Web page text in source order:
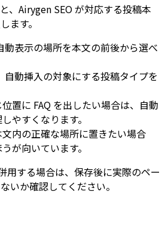
、Airygen SEO が対応する投稿本
ます。
動表示の場所を本文の前後から選べ
自動挿入の対象にする投稿タイプを
置に FAQ を出したい場合は、自動
やすくなります。
内の正確な場所に置きたい場合
が向いています。
用する場合は、保存後に実際のペー
いか確認してください。